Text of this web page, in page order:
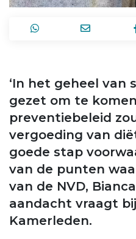
‘In het geheel van
gezet om te
preventiebeleid
vergoeding van
goede stap
van de punten
van de NVD,
aandacht vraagt
Kamerleden.